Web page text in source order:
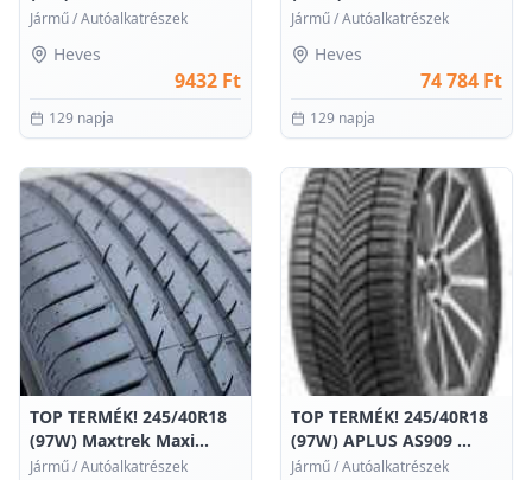
Jármű/Autóalkatrészek
Heves
9432 Ft
129 napja
Jármű/Autóalkatrészek
Heves
74 784 Ft
129 napja
0
TOP TERMÉK! 245/40R18
(97W) Maxtrek Maxi...
Jármű/Autóalkatrészek
TOP TERMÉK! 245/40R18
(97W) APLUS AS909 ...
Jármű/Autóalkatrészek